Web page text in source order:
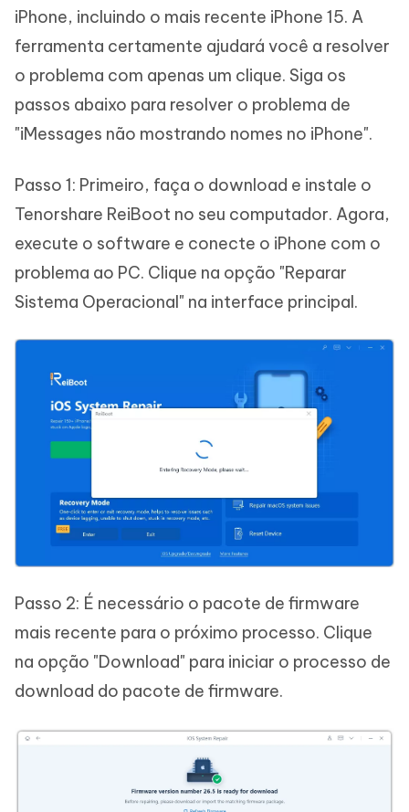
iPhone, incluindo o mais recente iPhone 15. A
ferramenta certamente ajudará você a resolver
o problema com apenas um clique. Siga os
passos abaixo para resolver o problema de
"iMessages não mostrando nomes no iPhone".
Passo 1: Primeiro, faça o download e instale o
Tenorshare ReiBoot no seu computador. Agora,
execute o software e conecte o iPhone com o
problema ao PC. Clique na opção "Reparar
Sistema Operacional" na interface principal.
Passo 2: É necessário o pacote de firmware
mais recente para o próximo processo. Clique
na opção "Download" para iniciar o processo de
download do pacote de firmware.